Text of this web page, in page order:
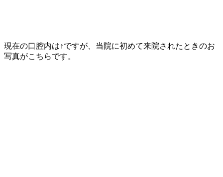
現在の口腔内は↑ですが、当院に初めて来院されたときのお
写真がこちらです。